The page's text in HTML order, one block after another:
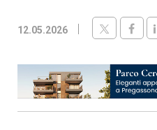
12.05.2026